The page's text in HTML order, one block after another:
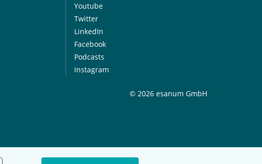
Youtube
Twitter
LinkedIn
Facebook
Podcasts
Instagram
© 2026 esanum GmbH